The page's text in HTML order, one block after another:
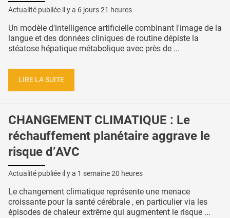
Actualité publiée il y a 6 jours 21 heures
Un modèle d'intelligence artificielle combinant l'image de la
langue et des données cliniques de routine dépiste la
stéatose hépatique métabolique avec près de ...
LIRE LA SUITE
CHANGEMENT CLIMATIQUE : Le
réchauffement planétaire aggrave le
risque d’AVC
Actualité publiée il y a 1 semaine 20 heures
Le changement climatique représente une menace
croissante pour la santé cérébrale , en particulier via les
épisodes de chaleur extrême qui augmentent le risque ...